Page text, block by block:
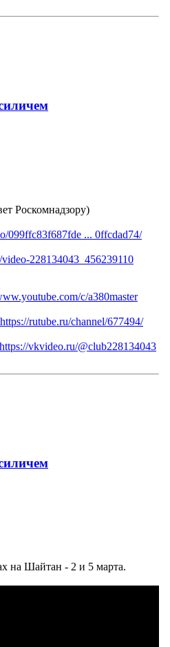
Роскомнадзору)
099ffc83f687fde ... 0ffcdad74/
228134043_456239110
c/a380master
https://rutube.ru/channel/677494/
https://vkvideo.ru/@club228134043
на Шайтан - 2 и 5 марта.